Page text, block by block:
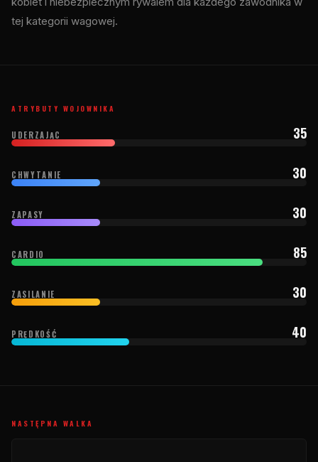
tej kategorii wagowej.
ATRYBUTY WOJOWNIKA
UDERZAJĄC 35
CHWYTANIE 30
ZAPASY 30
CARDIO 85
ZASILANIE 30
PRĘDKOŚĆ 40
NASTĘPNA WALKA